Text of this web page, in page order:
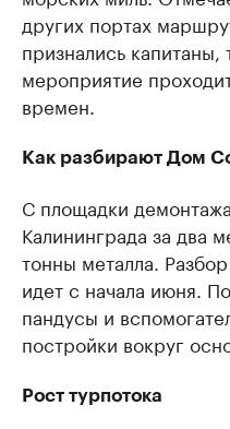
других портах
признались капитаны,
мероприятие
времен.
Как разбирают Дом
С площадки
Калининграда за два
тонны металла.
идет с начала июня.
пандусы и
постройки вокруг
Рост турпотока